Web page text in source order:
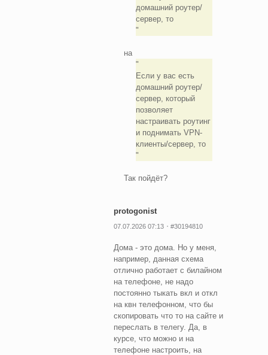
домашний роутер/
сервер, то
на
Если у вас есть
домашний роутер/
сервер, который
позволяет
настраивать роутинг
и поднимать VPN-
клиенты/сервер, то
Так пойдёт?
protogonist
07.07.2026 07:13 #30194810
Дома - это дома. Но у меня,
например, данная схема
отлично работает с билайном
на телефоне, не надо
постоянно тыкать вкл и откл
на квн телефонном, что бы
скопировать что то на сайте и
переслать в телегу. Да, в
курсе, что можно и на
телефоне настроить, на